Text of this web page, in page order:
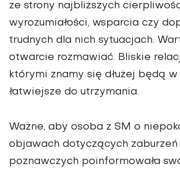
ze strony najbliższych
wyrozumiałości, wsparcia czy
trudnych dla nich sytuacjach.
otwarcie rozmawiać. Bliskie
którymi znamy się dłużej będą
łatwiejsze do utrzymania.
Ważne, aby osoba z SM o
objawach dotyczących zaburzeń
poznawczych poinformowała